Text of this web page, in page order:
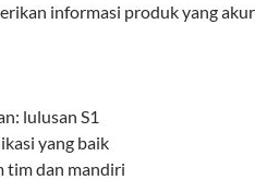
informasi produk yang
lulusan S1
yang baik
tim dan mandiri